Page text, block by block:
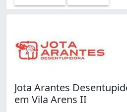
Jota Arantes
em Vila Arens II